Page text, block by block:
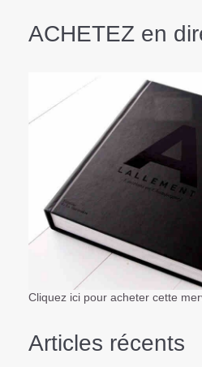
ACHETEZ en
Cliquez ici pour acheter cette
Articles récents